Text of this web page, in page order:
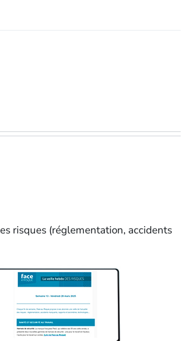
risques (réglementation, accidents